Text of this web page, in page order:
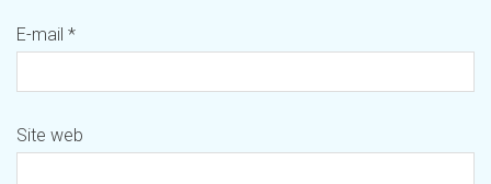
E-mail *
Site web